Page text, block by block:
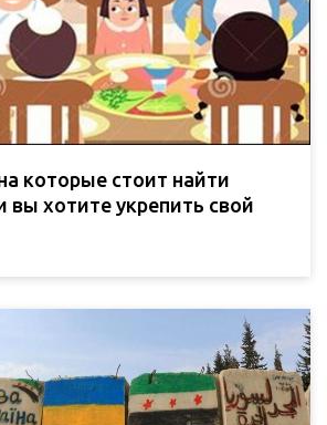
которые стоит найти
вы хотите укрепить свой